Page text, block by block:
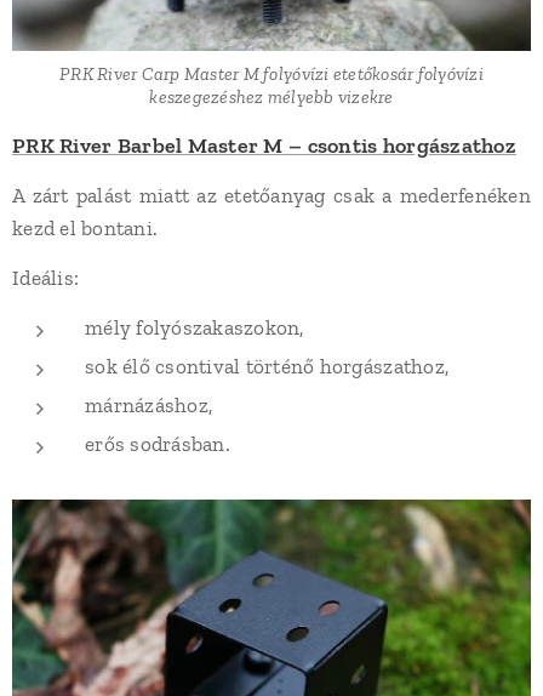
PRK River Carp Master M folyóvízi etetőkosár folyóvízi
keszegezéshez mélyebb vizekre
PRK River Barbel Master M – csontis horgászathoz
A zárt palást miatt az etetőanyag csak a mederfenéken
kezd el bontani.
Ideális:
mély folyószakaszokon,
sok élő csontival történő horgászathoz,
márnázáshoz,
erős sodrásban.